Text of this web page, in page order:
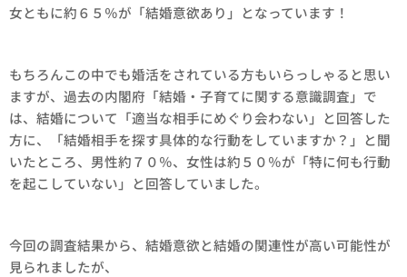
女ともに約６５％が「結婚意欲あり」となっています！
もちろんこの中でも婚活をされている方もいらっしゃると思い
ますが、過去の内閣府「結婚・子育てに関する意識調査」で
は、結婚について「適当な相手にめぐり会わない」と回答した
方に、「結婚相手を探す具体的な行動をしていますか？」と聞
いたところ、男性約７０％、女性は約５０％が「特に何も行動
を起こしていない」と回答していました。
今回の調査結果から、結婚意欲と結婚の関連性が高い可能性が
見られましたが、